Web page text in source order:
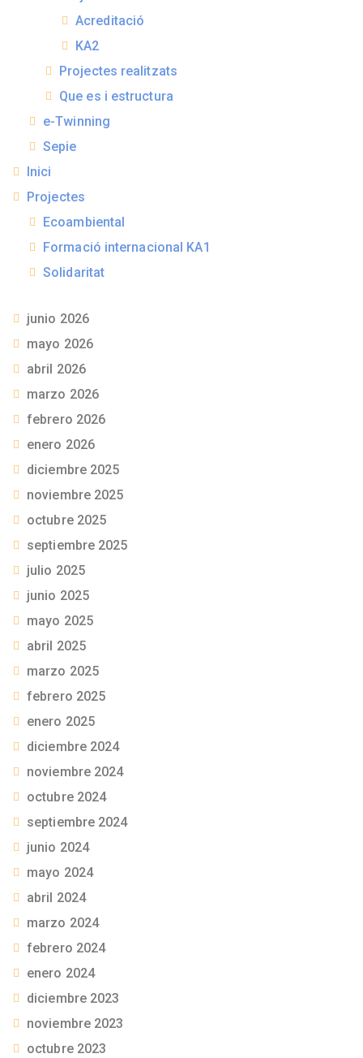
Acreditació
KA2
Projectes realitzats
Que es i estructura
e-Twinning
Sepie
Inici
Projectes
Ecoambiental
Formació internacional KA1
Solidaritat
junio 2026
mayo 2026
abril 2026
marzo 2026
febrero 2026
enero 2026
diciembre 2025
noviembre 2025
octubre 2025
septiembre 2025
julio 2025
junio 2025
mayo 2025
abril 2025
marzo 2025
febrero 2025
enero 2025
diciembre 2024
noviembre 2024
octubre 2024
septiembre 2024
junio 2024
mayo 2024
abril 2024
marzo 2024
febrero 2024
enero 2024
diciembre 2023
noviembre 2023
octubre 2023